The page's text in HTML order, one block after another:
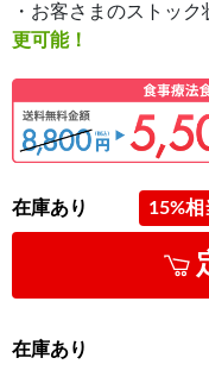
・お客さまのストッ
更可能！
15%相
在庫あり
在庫あり